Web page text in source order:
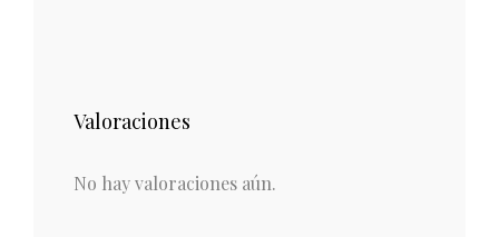
Valoraciones
No hay valoraciones aún.